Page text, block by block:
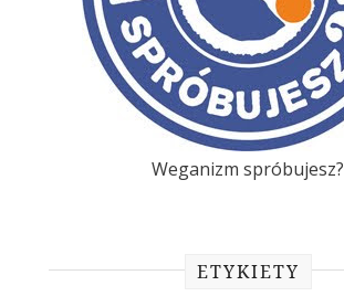
Weganizm spróbujesz?
ETYKIETY